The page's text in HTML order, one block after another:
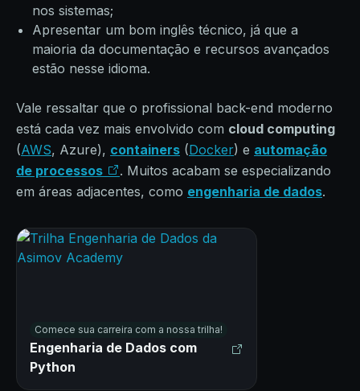
nos sistemas;
Apresentar um bom inglês técnico, já que a
maioria da documentação e recursos avançados
estão nesse idioma.
Vale ressaltar que o profissional back-end moderno
está cada vez mais envolvido com cloud computing
(AWS, Azure), containers (Docker) e automação
de processos
. Muitos acabam se especializando
em áreas adjacentes, como engenharia de dados.
Comece sua carreira com a nossa trilha!
Engenharia de Dados com
Python